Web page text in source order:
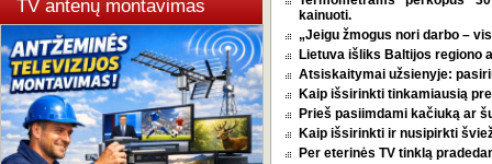
TV antenų montavimas
kainuoti.
„Jeigu žmogus nori darbo –
Lietuva išliks Baltijos regiono
Atsiskaitymai užsienyje:
Kaip išsirinkti tinkamiausią
Prieš pasiimdami kačiuką ar
Kaip išsirinkti ir nusipirkti
Per eterinės TV tinklą